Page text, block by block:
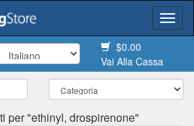
$0.00
Vai Alla Cassa
per "ethinyl, drospirenone"